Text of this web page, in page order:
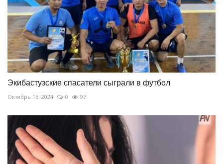
Экибастузские спасатели сыграли в футбол
Октябрь 15, 2024 0 97